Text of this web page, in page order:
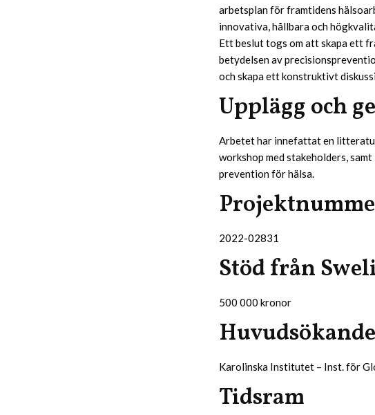
arbetsplan för framtidens
innovativa, hållbara och
Ett beslut togs om att skapa ett
betydelsen av
och skapa ett konstruktivt
Upplägg och
Arbetet har innefattat en
workshop med stakeholders,
prevention för hälsa.
2022-02831
Stöd från
500 000 kronor
Karolinska Institutet – Inst. för
Tidsram